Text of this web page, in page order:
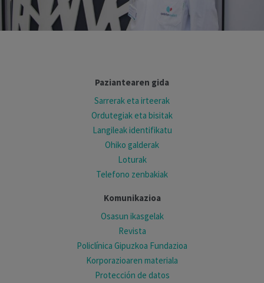
Paziantearen gida
Sarrerak eta irteerak
Ordutegiak eta bisitak
Langileak identifikatu
Ohiko galderak
Loturak
Telefono zenbakiak
Komunikazioa
Osasun ikasgelak
Revista
Policlínica Gipuzkoa Fundazioa
Korporazioaren materiala
Protección de datos